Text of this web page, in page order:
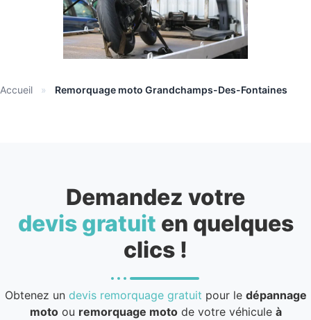
Accueil » Remorquage moto Grandchamps-Des-Fontaines
Demandez votre
devis gratuit en quelques
clics !
Obtenez un devis remorquage gratuit pour le dépannage
motoou remorquage motode votre véhicule à